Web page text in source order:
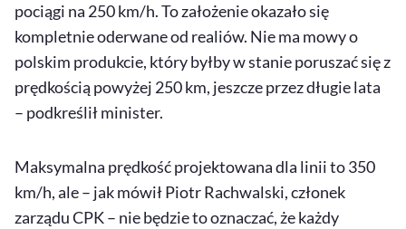
pociągi na 250 km/h. To założenie okazało się
kompletnie oderwane od realiów. Nie ma mowy o
polskim produkcie, który byłby w stanie poruszać się z
prędkością powyżej 250 km, jeszcze przez długie lata
– podkreślił minister.
Maksymalna prędkość projektowana dla linii to 350
km/h, ale – jak mówił Piotr Rachwalski, członek
zarządu CPK – nie będzie to oznaczać, że każdy